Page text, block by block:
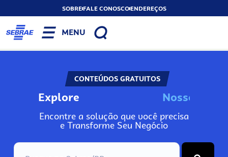
SOBREFALE CONOSCOENDEREÇOS
MENU
CONTEÚDOS GRATUITOS
Explore Nosso
Encontre a solução que você precisa
e Transforme Seu Negócio